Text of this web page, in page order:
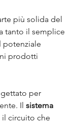
più solida del
tanto il semplice
potenziale
prodotti
per
Il sistema
il circuito che